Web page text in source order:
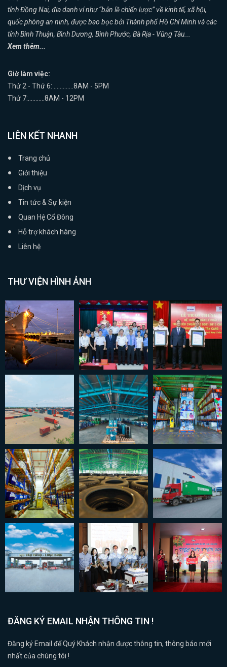
tỉnh Đồng Nai, địa danh ví như “bản lề chiến lược” về kinh tế, xã hội,
quốc phòng an ninh, được bao bọc bởi Thành phố Hồ Chí Minh và các
tỉnh Bình Thuận, Bình Dương, Bình Phước, Bà Rịa - Vũng Tàu...
Xem thêm...
Giờ làm việc:
Thứ 2 - Thứ 6: .............8AM - 5PM
Thứ 7:...........8AM - 12PM
LIÊN KẾT NHANH
Trang chủ
Giới thiệu
Dịch vụ
Tin tức & Sự kiện
Quan Hệ Cổ Đông
Hỗ trợ khách hàng
Liên hệ
THƯ VIỆN HÌNH ẢNH
ĐĂNG KÝ EMAIL NHẬN THÔNG TIN !
Đăng ký Email để Quý Khách nhận được thông tin, thông báo mới
nhất của chúng tôi !